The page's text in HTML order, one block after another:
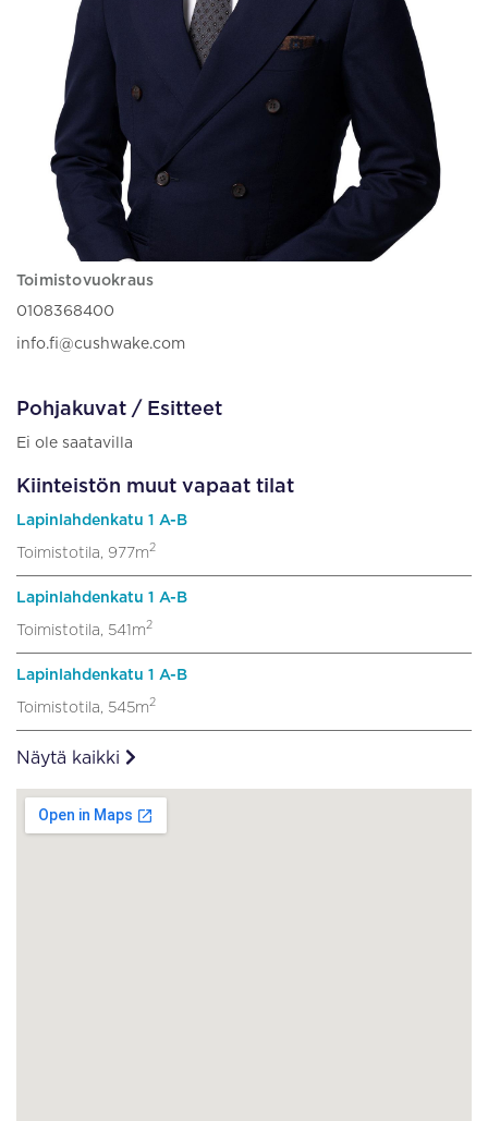
Toimistovuokraus
0108368400
info.fi@cushwake.com
Pohjakuvat / Esitteet
Ei ole saatavilla
Kiinteistön muut vapaat tilat
Lapinlahdenkatu 1 A-B
Toimistotila, 977m2
Lapinlahdenkatu 1 A-B
Toimistotila, 541m2
Lapinlahdenkatu 1 A-B
Toimistotila, 545m2
Näytä kaikki